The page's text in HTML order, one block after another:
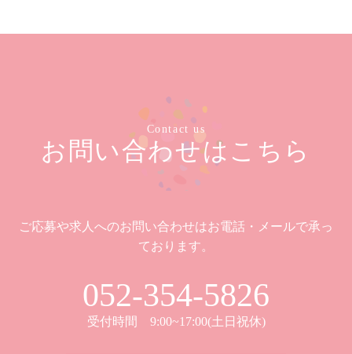
Contact us
お問い合わせはこちら
ご応募や求人へのお問い合わせはお電話・メールで承っ
ております。
052-354-5826
受付時間 9:00~17:00(土日祝休)